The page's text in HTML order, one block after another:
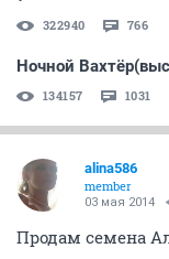
322940 766
Ночной
134157 1031
alina586
member
03 мая 2014
Продам семена